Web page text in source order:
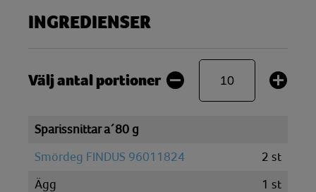
INGREDIENSER
Välj antal portioner
Sparissnittar a´80 g
Smördeg FINDUS 96011824
2 st
Ägg
1 st